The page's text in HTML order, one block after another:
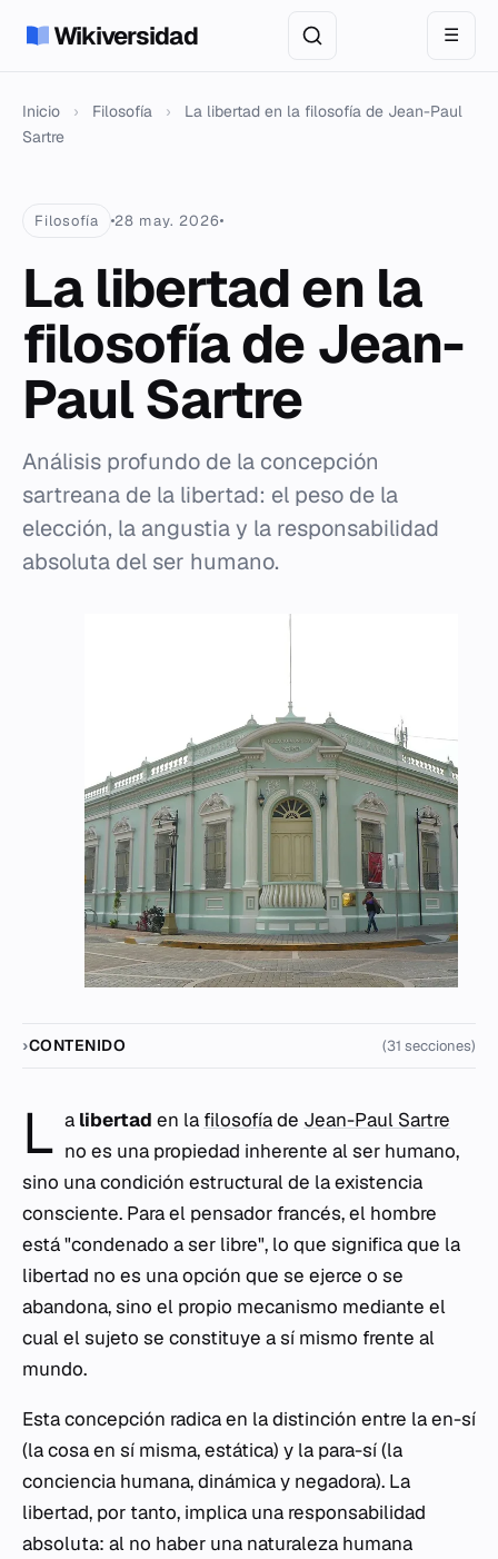
Wikiversidad ☰
Inicio › Filosofía ›
La libertad en la filosofía de Jean-Paul
Sartre
Filosofía 28 may. 2026
La libertad en la
filosofía de Jean-
Paul Sartre
Análisis profundo de la concepción
sartreana de la libertad: el peso de la
elección, la angustia y la responsabilidad
absoluta del ser humano.
CONTENIDO (31 secciones)
L a libertad en la filosofíade Jean-Paul Sartre
no es una propiedad inherente al ser humano,
sino una condición estructural de la existencia
consciente. Para el pensador francés, el hombre
está "condenado a ser libre", lo que significa que la
libertad no es una opción que se ejerce o se
abandona, sino el propio mecanismo mediante el
cual el sujeto se constituye a sí mismo frente al
mundo.
Esta concepción radica en la distinción entre laen-sí
(la cosa en sí misma, estática) y la para-sí(la
conciencia humana, dinámica y negadora). La
libertad, por tanto, implica una responsabilidad
absoluta: al no haber una naturaleza humana